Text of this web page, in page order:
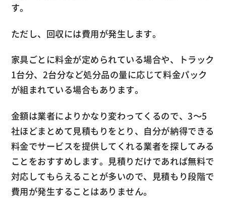
す。
ただし、回収には費用が発生します。
家具ごとに料金が定められている場合や、トラック
1台分、2台分など処分品の量に応じて料金パック
が組まれている場合もあります。
金額は業者によりかなり変わってくるので、3～5
社ほどまとめて見積もりをとり、自分が納得できる
料金でサービスを提供してくれる業者を探してみる
ことをおすすめします。見積りだけであれば無料で
対応してもらえることが多いので、見積もり段階で
費用が発生することはありません。